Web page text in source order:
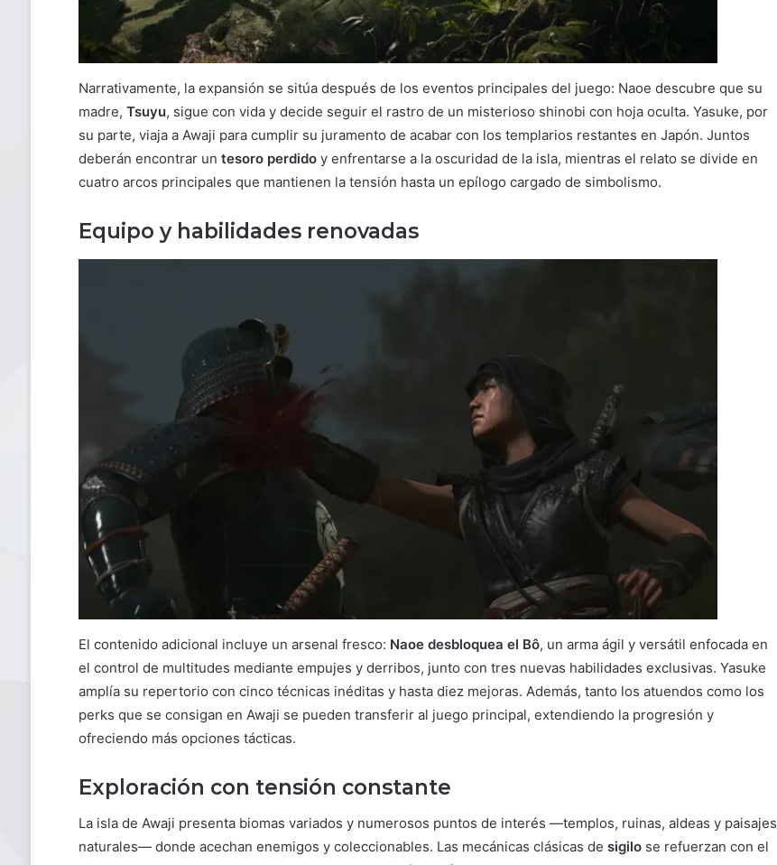
Narrativamente, la expansión se sitúa después de los eventos principales del juego: Naoe descubre que su
madre, Tsuyu, sigue con vida y decide seguir el rastro de un misterioso shinobi con hoja oculta. Yasuke, por
su parte, viaja a Awaji para cumplir su juramento de acabar con los templarios restantes en Japón. Juntos
deberán encontrar un tesoro perdidoy enfrentarse a la oscuridad de la isla, mientras el relato se divide en
cuatro arcos principales que mantienen la tensión hasta un epílogo cargado de simbolismo.
Equipo y habilidades renovadas
El contenido adicional incluye un arsenal fresco: Naoe desbloquea el Bô, un arma ágil y versátil enfocada en
el control de multitudes mediante empujes y derribos, junto con tres nuevas habilidades exclusivas. Yasuke
amplía su repertorio con cinco técnicas inéditas y hasta diez mejoras. Además, tanto los atuendos como los
perks que se consigan en Awaji se pueden transferir al juego principal, extendiendo la progresión y
ofreciendo más opciones tácticas.
Exploración con tensión constante
La isla de Awaji presenta biomas variados y numerosos puntos de interés —templos, ruinas, aldeas y paisajes
naturales— donde acechan enemigos y coleccionables. Las mecánicas clásicas de sigilose refuerzan con el